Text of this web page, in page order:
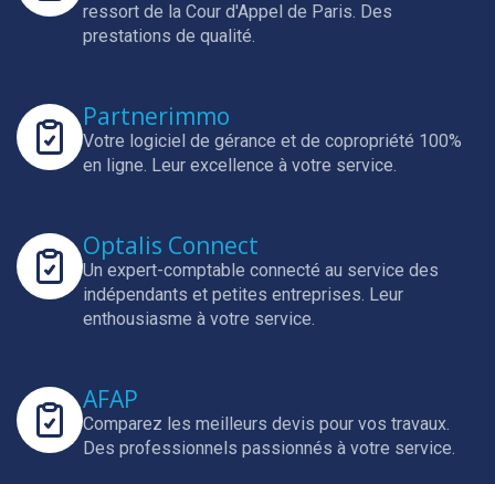
ressort de la Cour d'Appel de Paris. Des
prestations de qualité.
Partnerimmo
Votre logiciel de gérance et de copropriété 100%
en ligne. Leur excellence à votre service.
Optalis Connect
Un expert-comptable connecté au service des
indépendants et petites entreprises. Leur
enthousiasme à votre service.
AFAP
Comparez les meilleurs devis pour vos travaux.
Des professionnels passionnés à votre service.